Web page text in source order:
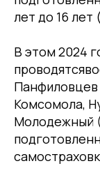
лет до 16
В этом 2024
Комсомола,
Молодежный